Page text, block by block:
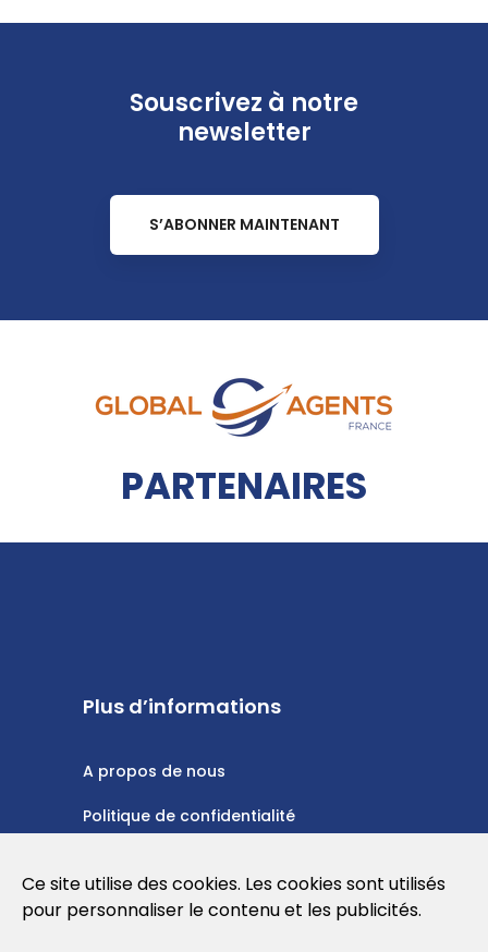
Souscrivez à notre
newsletter
S’ABONNER MAINTENANT
PARTENAIRES
Plus d’informations
A propos de nous
Politique de confidentialité
Conditions d'utilisation
Ce site utilise des cookies. Les cookies sont utilisés
pour personnaliser le contenu et les publicités.